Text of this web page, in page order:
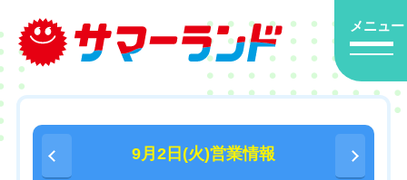
メニュー
9月2日(火)営業情報